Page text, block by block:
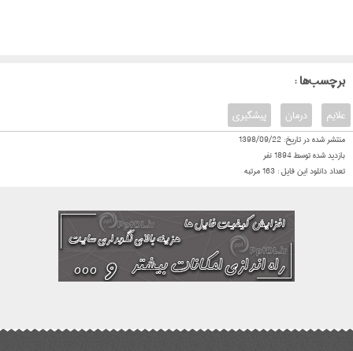
: برچسب‌ها
پیشگیری درمان علایم
منتشر شده در تاریخ: 1398/09/22
بازدید شده توسط1894نفر
تعداد دانلود این فایل : 163مرتبه